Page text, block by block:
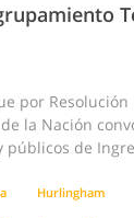
por Resolución
la Nación
públicos de
Hurlingham